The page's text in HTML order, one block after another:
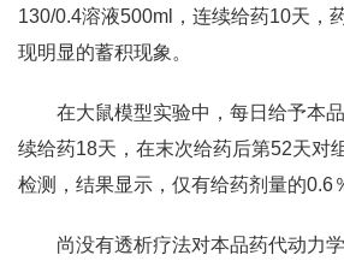
130/0.4溶液500ml，连续给药10天，
现明显的蓄积现象。
在大鼠模型实验中，每日给予本
续给药18天，在末次给药后第52天对
检测，结果显示，仅有给药剂量的0.6
尚没有透析疗法对本品药代动力学